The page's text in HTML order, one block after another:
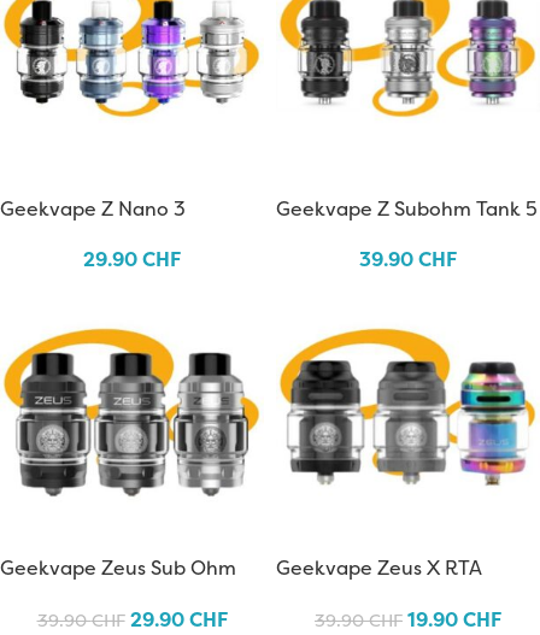
Geekvape Z Nano 3
29.90CHF
Geekvape Z Subohm Tank 5
39.90CHF
Geekvape Zeus Sub Ohm
39.90CHF 29.90CHF
Geekvape Zeus X RTA
39.90CHF 19.90CHF